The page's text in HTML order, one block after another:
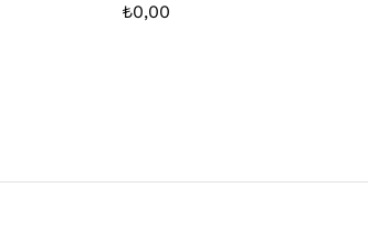
₺0,00
₺0,00